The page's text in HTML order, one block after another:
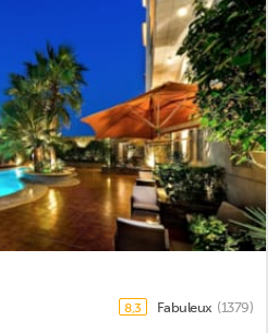
8,3 Fabuleux (1379)